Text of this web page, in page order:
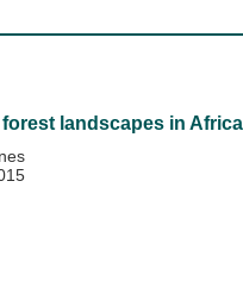
landscapes in Africa